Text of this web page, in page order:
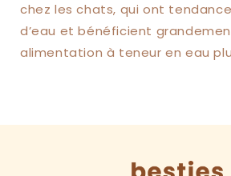
chez les chats, qui ont
d’eau et bénéficient
alimentation à teneur en eau